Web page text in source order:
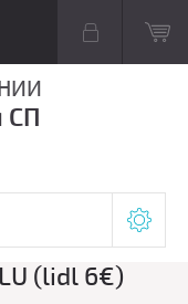
СП
(lidl 6€)